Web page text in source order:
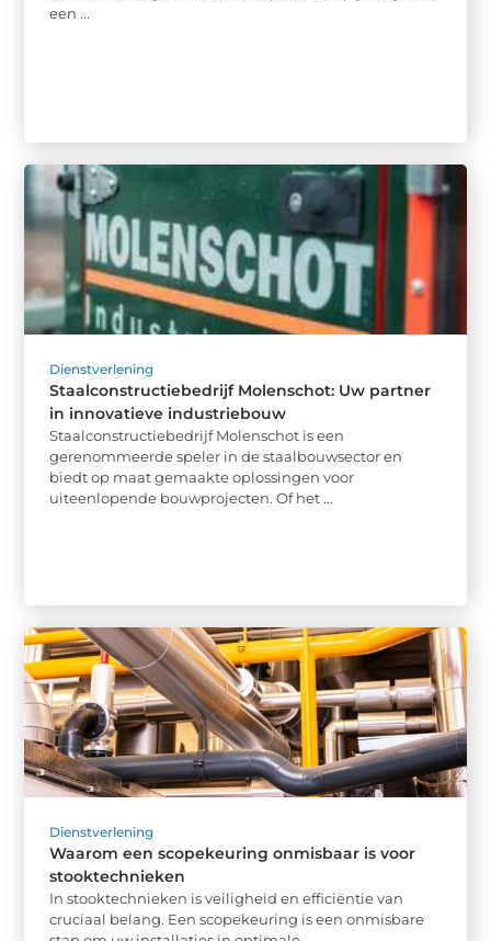
een ...
Dienstverlening
Staalconstructiebedrijf Molenschot: Uw partner
in innovatieve industriebouw
Staalconstructiebedrijf Molenschot is een
gerenommeerde speler in de staalbouwsector en
biedt op maat gemaakte oplossingen voor
uiteenlopende bouwprojecten. Of het ...
Dienstverlening
Waarom een scopekeuring onmisbaar is voor
stooktechnieken
In stooktechnieken is veiligheid en efficiëntie van
cruciaal belang. Een scopekeuring is een onmisbare